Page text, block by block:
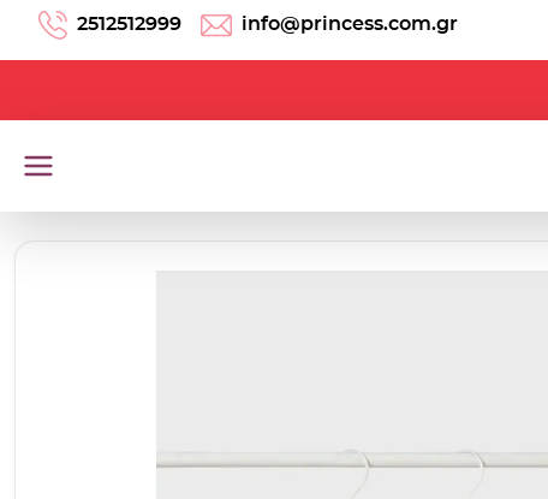
Μετάβαση στο περιεχόμενο
2512512999 info@princess.com.gr